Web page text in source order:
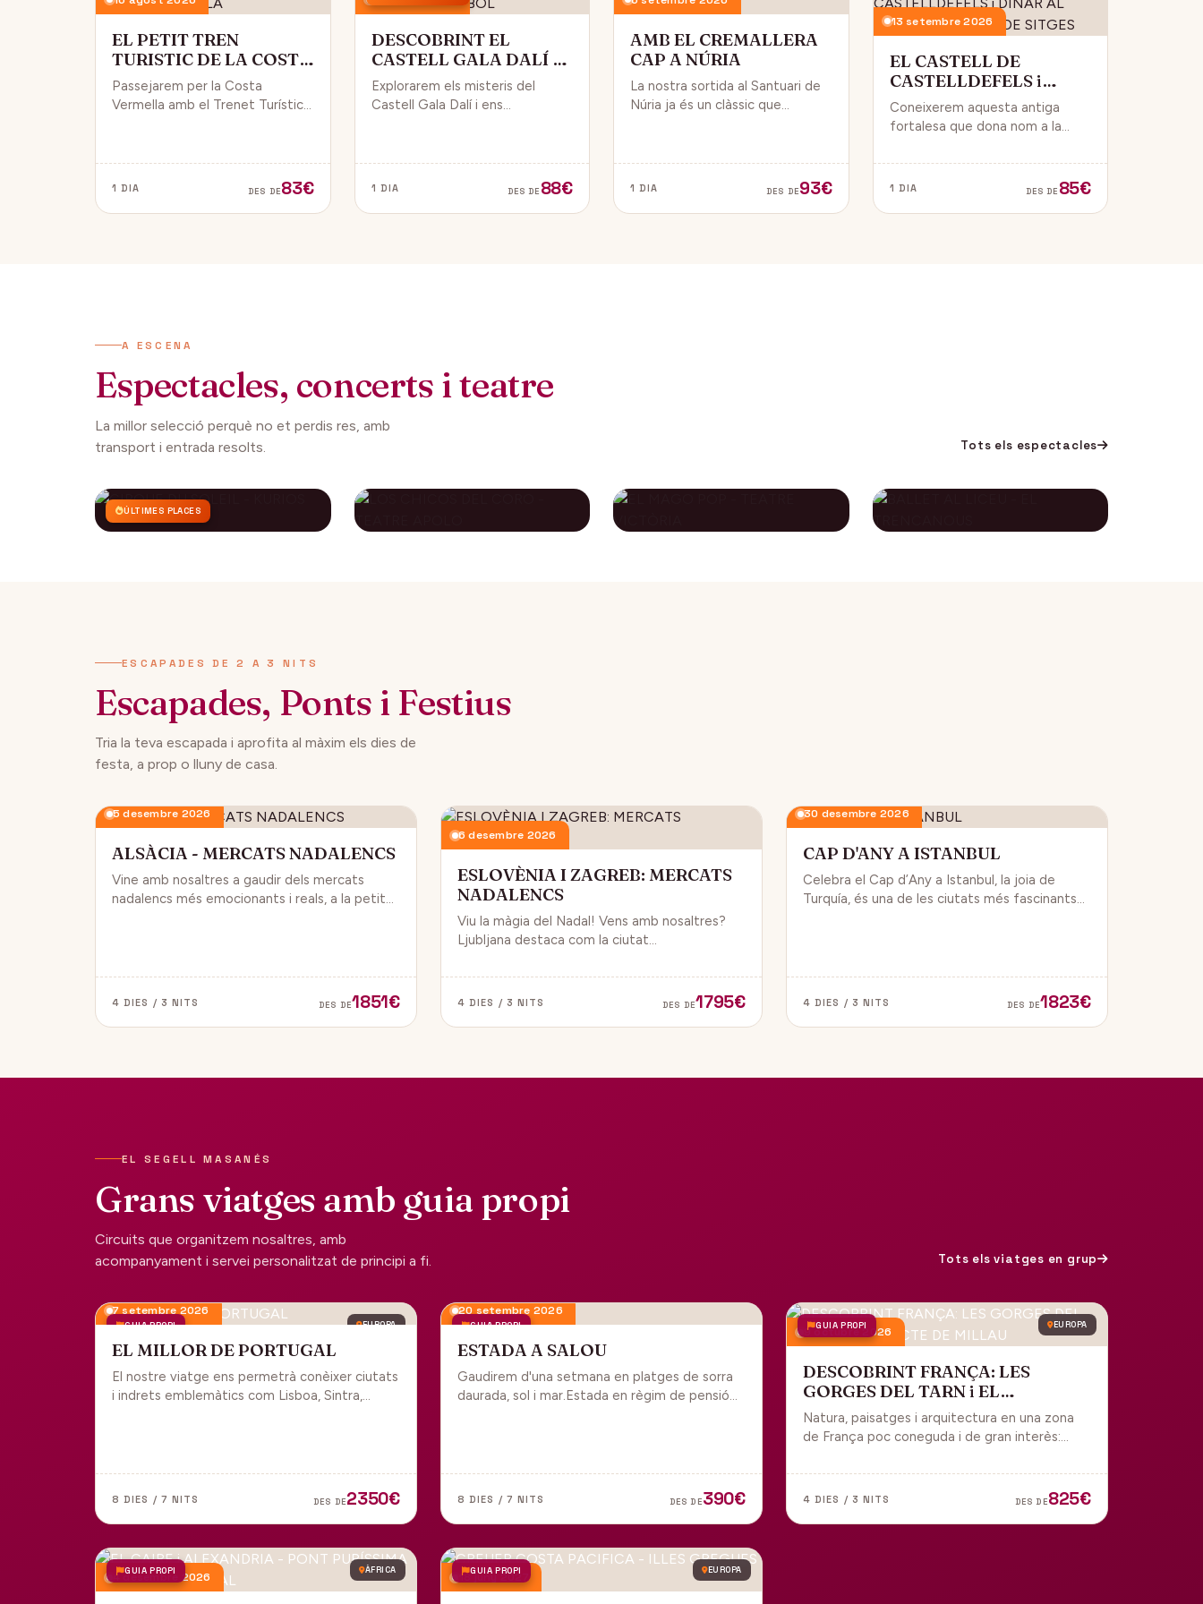
EL PETIT TREN
TURISTIC DE LA COSTA
VERMELLA
Passejarem per la Costa
Vermella amb el Trenet Turístic,
vistes de la Mar Mediterrània.
1 DIA DES DE83€
DESCOBRINT EL
CASTELL GALA DALÍ A
PÚBOL
Explorarem els misteris del
Castell Gala Dalí i ens
de Dalí.
1 DIA DES DE 88€
AMB EL CREMALLERA
CAP A NÚRIA
La nostra sortida al Santuari de
Núria ja és un clàssic que
veurem des del Cremallera.
1 DIA DES DE93€
13 setembre 2026
EL CASTELL DE
CASTELLDEFELS i
DINAR AL PASSEIG
MARITIM DE SITGES
Coneixerem aquesta antiga
fortalesa que dona nom a la
un punt estratègic amb vistes al
mar Mediterrani.
1 DIA DES DE 85€
A ESCENA
Espectacles, concerts i teatre
La millor selecció perquè no et perdis res, amb
transport i entrada resolts.
Tots els espectacles
ÚLTIMES PLACES
ESCAPADES DE 2 A 3 NITS
Escapades, Ponts i Festius
Tria la teva escapada i aprofita al màxim els dies de
festa, a prop o lluny de casa.
5 desembre 2026
ALSÀCIA - MERCATS NADALENCS
Vine amb nosaltres a gaudir dels mercats
nadalencs més emocionants i reals, a la petita
4 DIES / 3 NITS DES DE1851€
6 desembre 2026
ESLOVÈNIA I ZAGREB: MERCATS
NADALENCS
Viu la màgia del Nadal! Vens amb nosaltres?
Ljubljana destaca com la ciutat
reconeguda com una de les millors
destinacions nadalenques d’Europa.
4 DIES / 3 NITS DES DE1795€
30 desembre 2026
CAP D'ANY A ISTANBUL
Celebra el Cap d’Any a Istanbul, la joia de
Turquía, és una de les ciutats més fascinants
4 DIES / 3 NITS DES DE1823€
EL SEGELL MASANÉS
Grans viatges amb guia propi
Circuits que organitzem nosaltres, amb
acompanyament i servei personalitzat de principi a fi.
Tots els viatges en grup
GUIA PROPI EUROPA
7 setembre 2026
EL MILLOR DE PORTUGAL
El nostre viatge ens permetrà conèixer ciutats
i indrets emblemàtics com Lisboa, Sintra,
8 DIES / 7 NITS DES DE2350€
GUIA PROPI
20 setembre 2026
ESTADA A SALOU
Gaudirem d'una setmana en platges de sorra
daurada, sol i mar.Estada en règim de pensió
8 DIES / 7 NITS DES DE390€
GUIA PROPI EUROPA
9 octubre 2026
DESCOBRINT FRANÇA: LES
GORGES DEL TARN i EL
VIADUCTE DE MILLAU
Natura, paisatges i arquitectura en una zona
de França poc coneguda i de gran interès:
l'impressionant Viaducte de Millau.
4 DIES / 3 NITS DES DE825€
GUIA PROPI ÀFRICA
4 desembre 2026 GUIA PROPI EUROPA
18 juny 2027